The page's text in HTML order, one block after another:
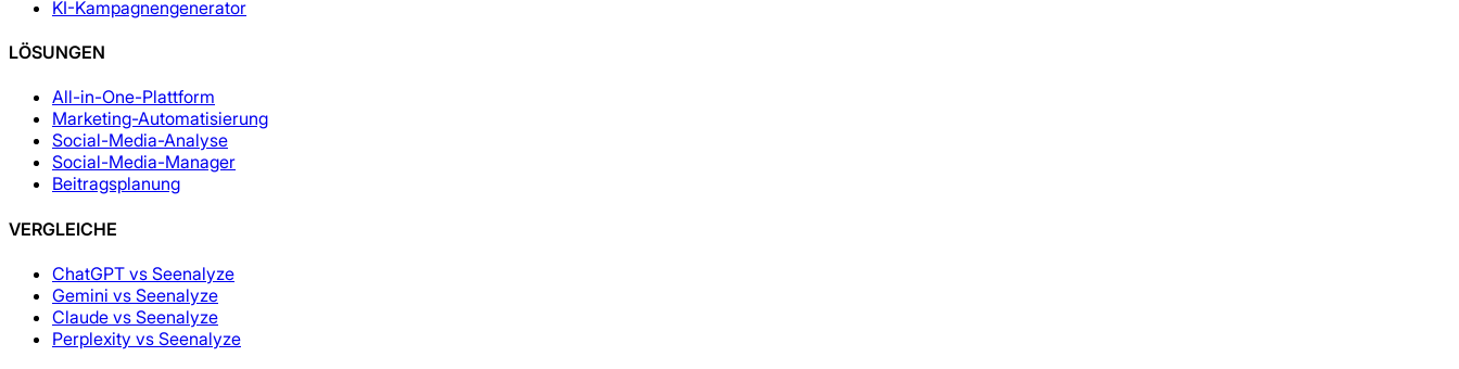
KI-Kampagnengenerator
LÖSUNGEN
All-in-One-Plattform
Marketing-Automatisierung
Social-Media-Analyse
Social-Media-Manager
Beitragsplanung
VERGLEICHE
ChatGPT vs Seenalyze
Gemini vs Seenalyze
Claude vs Seenalyze
Perplexity vs Seenalyze